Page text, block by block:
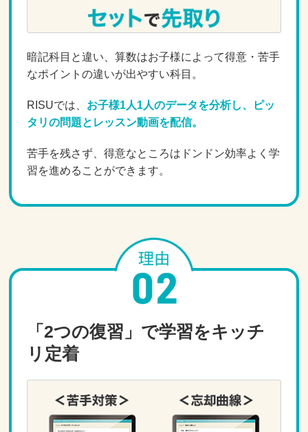
暗記科目と違い、算数はお子様によって得意・苦手
なポイントの違いが出やすい科目。
RISUでは、 お子様1人1人のデータを分析し、ピッ
タリの問題とレッスン動画を配信。
苦手を残さず、得意なところはドンドン効率よく学
習を進めることができます。
「2つの復習」で学習をキッチ
リ定着